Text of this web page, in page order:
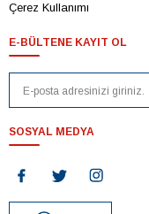
Çerez Kullanımı
E-BÜLTENE KAYIT OL
SOSYAL MEDYA